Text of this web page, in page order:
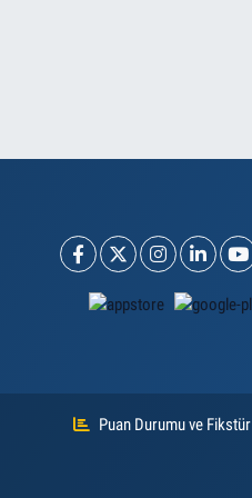
Puan Durumu ve Fikstür